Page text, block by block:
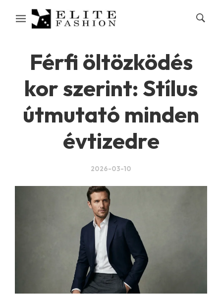
Férfi öltözködés
kor szerint: Stílus
útmutató minden
évtizedre
2026-03-10